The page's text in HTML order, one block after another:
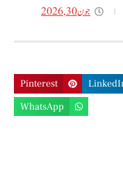
جون 30, 2026
Pinterest
WhatsApp